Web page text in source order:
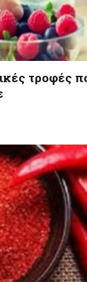
τροφές